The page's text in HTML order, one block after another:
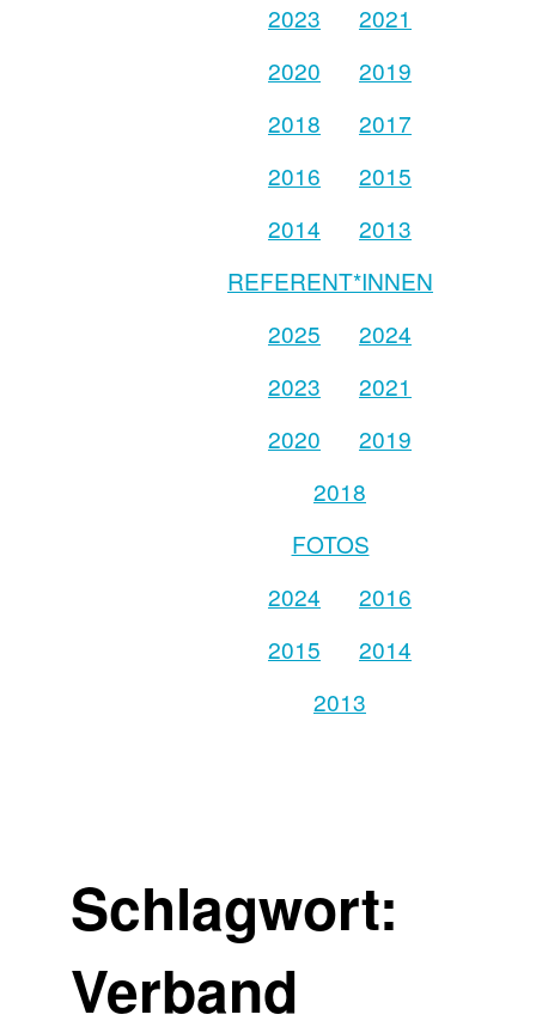
2023
2021
2020
2019
2018
2017
2016
2015
2014
2013
REFERENT*INNEN
2025
2024
2023
2021
2020
2019
2018
FOTOS
2024
2016
2015
2014
2013
Schlagwort:
Verband